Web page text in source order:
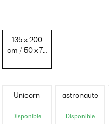
135 x 200
cm / 50 x 75
Unicorn
Disponible
astronaute
Disponible